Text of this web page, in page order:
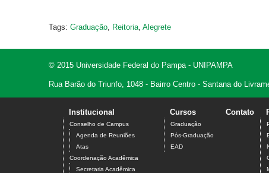
Tags: Graduação Reitoria Alegrete
© 2015 Universidade Federal do Pampa - UNIPAMPA
Rua Barão do Triunfo, 1048 - Bairro Centro - Santana do
Institucional
Conselho de Campus
Agenda de Reuniões
Atas
Coordenação Acadêmica
Secretaria Acadêmica
Cursos
Graduação
Pós-Graduação
EAD
Contato